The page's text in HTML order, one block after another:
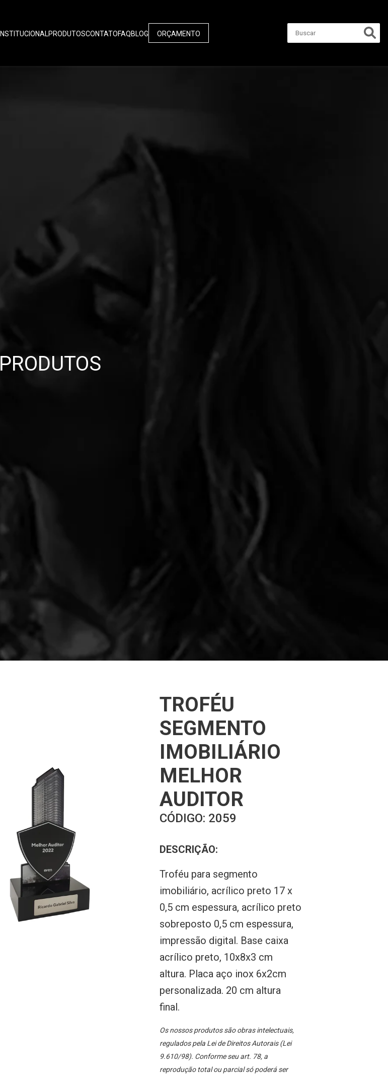
INSTITUCIONALPRODUTOSCONTATOFAQBLOG ORÇAMENTO
PRODUTOS
TROFÉU
SEGMENTO
IMOBILIÁRIO
MELHOR
AUDITOR
CÓDIGO: 2059
DESCRIÇÃO:
Troféu para segmento
imobiliário, acrílico preto 17 x
0,5 cm espessura, acrílico preto
sobreposto 0,5 cm espessura,
impressão digital. Base caixa
acrílico preto, 10x8x3 cm
altura. Placa aço inox 6x2cm
personalizada. 20 cm altura
final.
Os nossos produtos são obras intelectuais,
regulados pela Lei de Direitos Autorais (Lei
9.610/98). Conforme seu art. 78, a
reprodução total ou parcial só poderá ser